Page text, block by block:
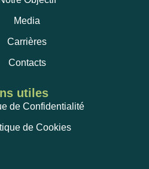
Media
Carrières
Contacts
utiles
de Confidentialité
de Cookies